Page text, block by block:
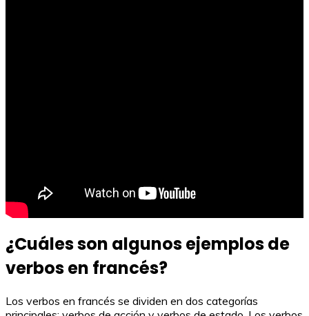
¿Cuáles son algunos ejemplos de
verbos en francés?
Los verbos en francés se dividen en dos categorías